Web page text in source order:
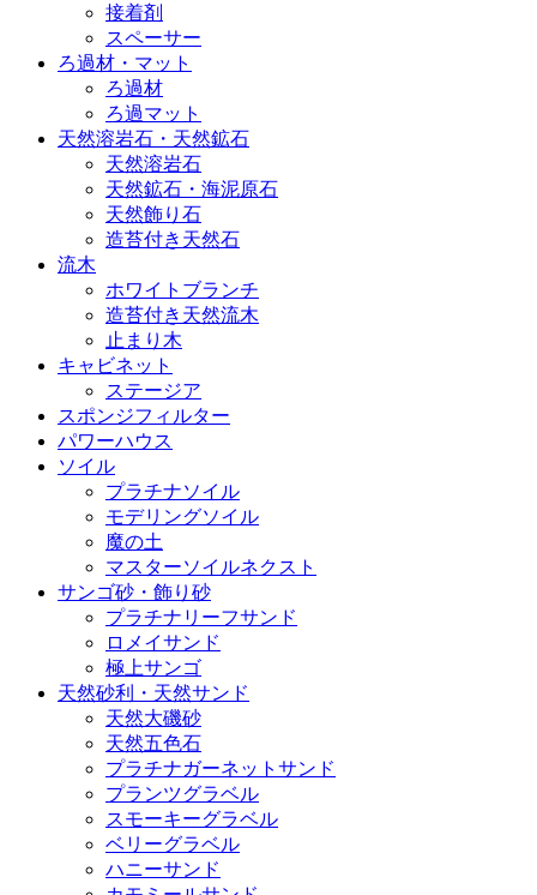
接着剤
スペーサー
ろ過材・マット
ろ過材
ろ過マット
天然溶岩石・天然鉱石
天然溶岩石
天然鉱石・海泥原石
天然飾り石
造苔付き天然石
流木
ホワイトブランチ
造苔付き天然流木
止まり木
キャビネット
ステージア
スポンジフィルター
パワーハウス
ソイル
プラチナソイル
モデリングソイル
魔の土
マスターソイルネクスト
サンゴ砂・飾り砂
プラチナリーフサンド
ロメイサンド
極上サンゴ
天然砂利・天然サンド
天然大磯砂
天然五色石
プラチナガーネットサンド
プランツグラベル
スモーキーグラベル
ベリーグラベル
ハニーサンド